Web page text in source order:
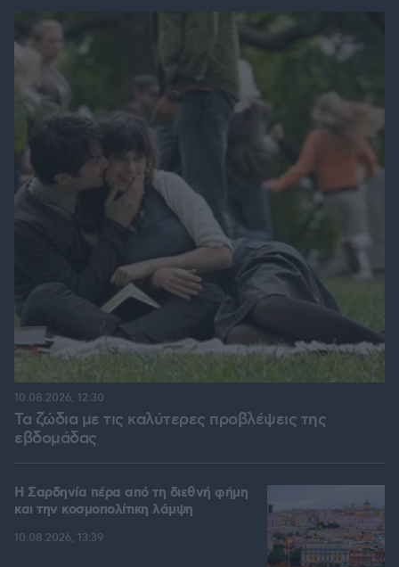
Τα ζώδια με τις καλύτερες προβλέψεις της
εβδομάδας
10.08.2026, 12:30
Η Σαρδηνία πέρα από τη διεθνή φήμη
και την κοσμοπολίτικη λάμψη
10.08.2026, 13:39